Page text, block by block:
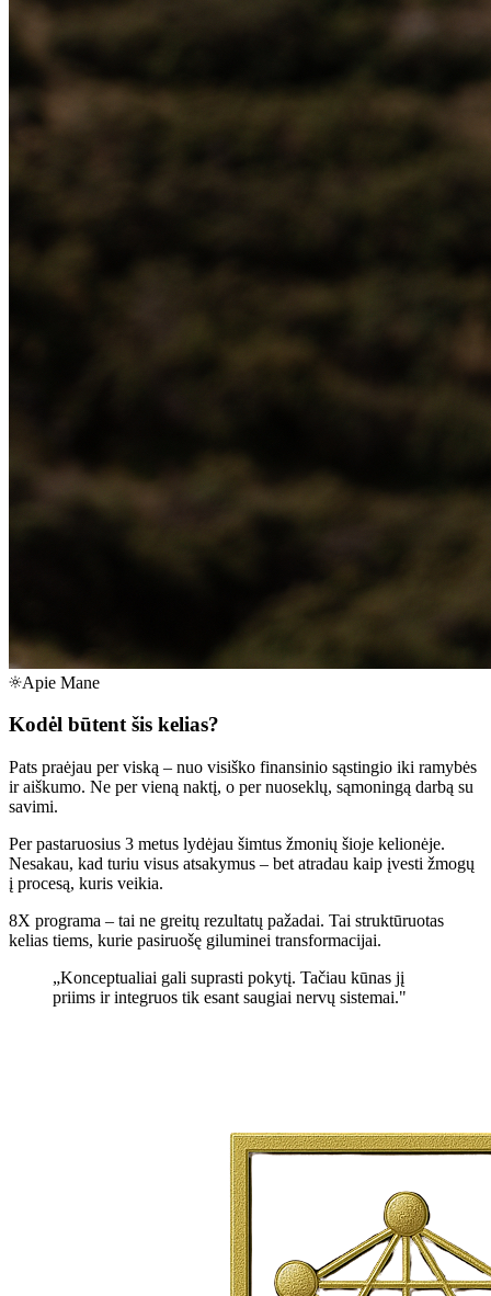
Apie Mane
Kodėl būtentšis kelias?
Pats praėjau per viską – nuo visiško finansinio sąstingio iki ramybės
ir aiškumo. Ne per vieną naktį, o per nuoseklų, sąmoningą darbą su
savimi.
Per pastaruosius 3 metus lydėjau šimtus žmonių šioje kelionėje.
Nesakau, kad turiu visus atsakymus – bet atradau kaip įvesti žmogų
į procesą, kuris veikia.
8X programa – tai ne greitų rezultatų pažadai. Tai struktūruotas
kelias tiems, kurie pasiruošę giluminei transformacijai.
„Konceptualiai gali suprasti pokytį. Tačiau kūnas jį
priims ir integruos tik esant saugiai nervų sistemai."